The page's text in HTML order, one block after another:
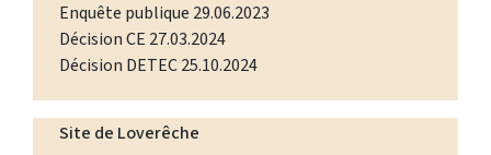
Enquête publique 29.06.2023
Décision CE 27.03.2024
Décision DETEC 25.10.2024
Site de Loverêche